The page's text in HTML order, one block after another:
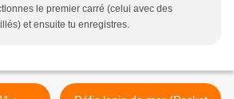
le premier carré (celui avec des
et ensuite tu enregistres.